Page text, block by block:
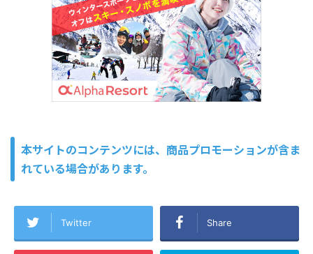
本サイトのコンテンツには、商品プロモーションが含ま
れている場合があります。
Twitter Share